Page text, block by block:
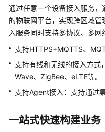
用
场
产
品
费
通过任意一个设备接入服务
的物联网平台，实现跨区域
入服务同时支持多协议、多网
支持HTTPS+MQTTS、
支持有线和无线的接入方
Wave、ZigBee、eLTE等。
支持Agent接入：支持通过
一站式快速构建业务